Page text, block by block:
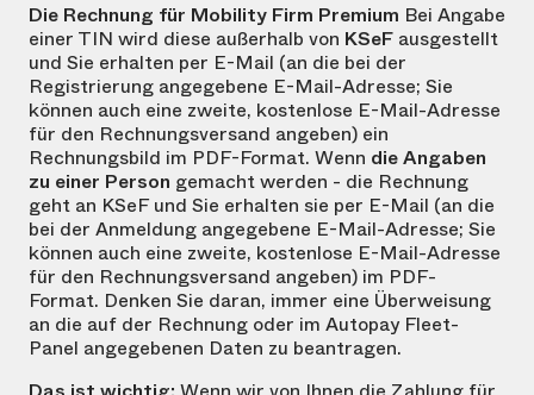
Die Rechnung für Mobility Firm Premium Bei Angabe
einer TIN wird diese außerhalb von KSeF ausgestellt
und Sie erhalten per E-Mail (an die bei der
Registrierung angegebene E-Mail-Adresse; Sie
können auch eine zweite, kostenlose E-Mail-Adresse
für den Rechnungsversand angeben) ein
Rechnungsbild im PDF-Format. Wenn die Angaben
zu einer Person gemacht werden - die Rechnung
geht an KSeF und Sie erhalten sie per E-Mail (an die
bei der Anmeldung angegebene E-Mail-Adresse; Sie
können auch eine zweite, kostenlose E-Mail-Adresse
für den Rechnungsversand angeben) im PDF-
Format. Denken Sie daran, immer eine Überweisung
an die auf der Rechnung oder im Autopay Fleet-
Panel angegebenen Daten zu beantragen.